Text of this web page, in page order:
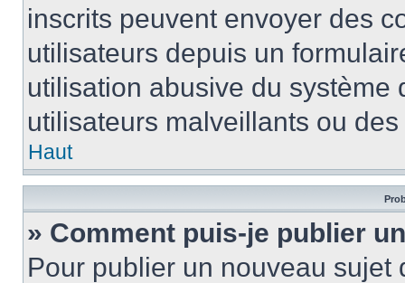
inscrits peuvent envoyer des
utilisateurs depuis un
utilisation abusive du
utilisateurs malveillants ou
Haut
» Comment puis-je publier
Pour publier un nouveau